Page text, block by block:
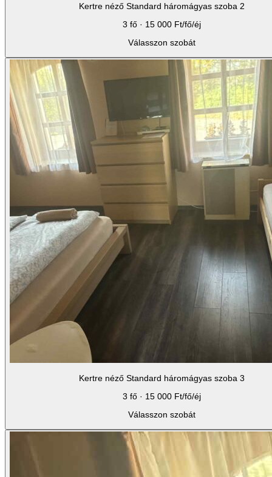
Kertre néző Standard háromágyas szoba 2
3 fő · 15 000 Ft/fő/éj
Válasszon szobát
Kertre néző Standard háromágyas szoba 3
3 fő · 15 000 Ft/fő/éj
Válasszon szobát